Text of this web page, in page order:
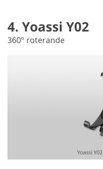
4. Yoassi Y02
360° roterande